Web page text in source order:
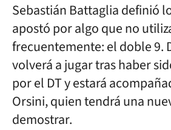
Sebastián Battaglia definió
apostó por algo que no
frecuentemente: el doble 9.
volverá a jugar tras haber
por el DT y estará
Orsini, quien tendrá una
demostrar.